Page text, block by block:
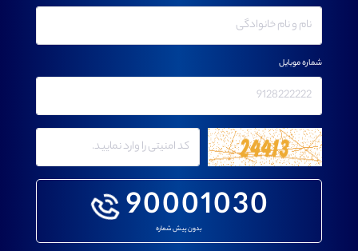
90001030
بدون پیش شماره
شماره موبایل